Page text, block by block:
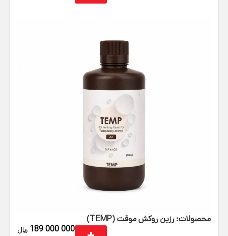
محصولات: رزین روکش موقت (TEMP)
﷼ 189 000 000